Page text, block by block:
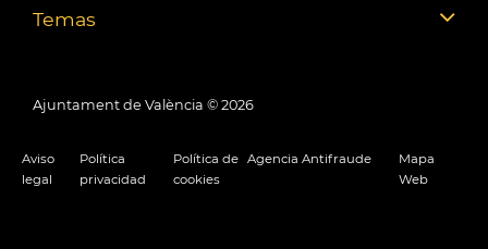
Temas
Ajuntament de València © 2026
Aviso
legal
Política
privacidad
Política de
cookies
Agencia Antifraude
Mapa
Web